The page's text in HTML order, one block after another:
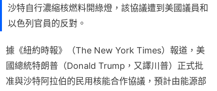
沙特自行濃縮核燃料開綠燈，該協議遭到美國議員和
以色列官員的反對。
據《紐約時報》（The New York Times）報道，美
國總統特朗普（Donald Trump，又譯川普）正式批
准與沙特阿拉伯的民用核能合作協議，預計由能源部